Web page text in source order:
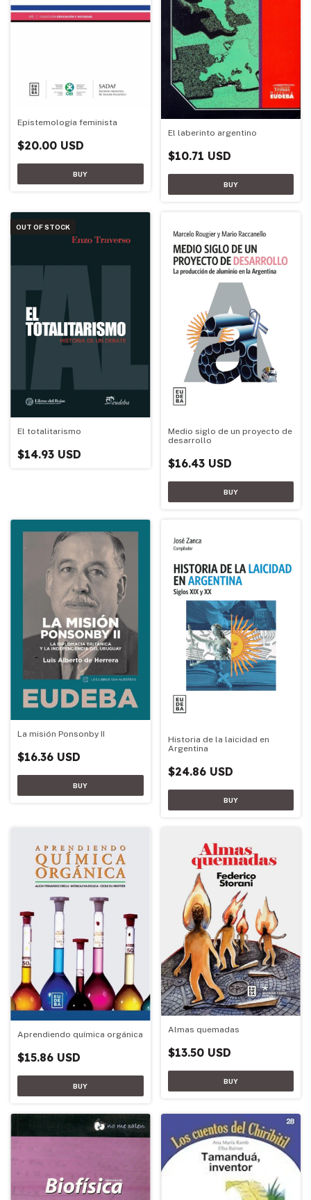
Epistemología feminista
$20.00 USD
El laberinto argentino
$10.71 USD
OUT OF STOCK
El totalitarismo
$14.93 USD
Medio siglo de un proyecto de
desarrollo
$16.43 USD
La misión Ponsonby II
$16.36 USD
Historia de la laicidad en
Argentina
$24.86 USD
Aprendiendo química orgánica
$15.86 USD
Almas quemadas
$13.50 USD